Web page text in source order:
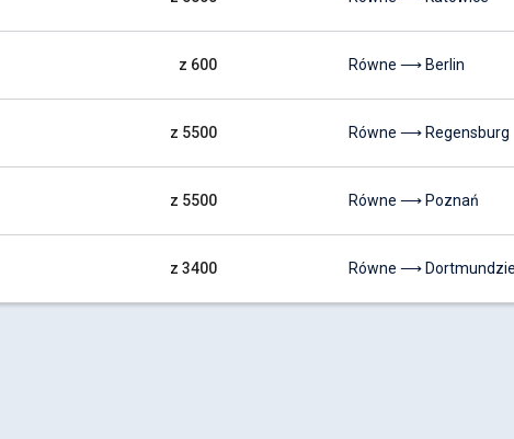
z 600
z 5500
z 5500
z 3400
Równe ⟶ Berlin
Równe ⟶ Regensburg
Równe ⟶ Poznań
Równe ⟶ Dortmundzie